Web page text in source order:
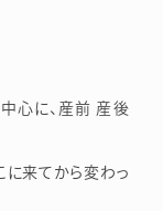
に、産前 産後
に来てから変わっ